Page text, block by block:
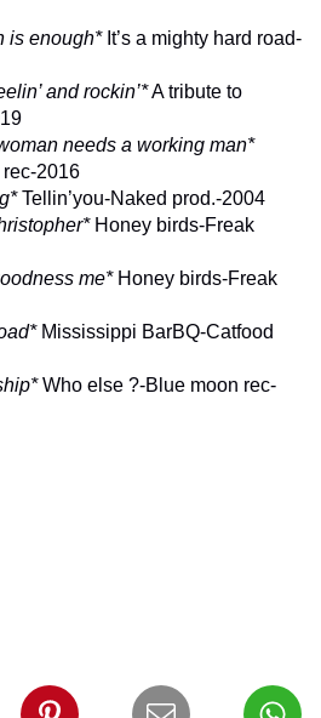
is enough*It’s a mighty hard road-
and rockin’*A tribute to
needs a working man*
2016
Tellin’you-Naked prod.-2004
Honey birds-Freak
me*Honey birds-Freak
Mississippi BarBQ-Catfood
Who else ?-Blue moon rec-